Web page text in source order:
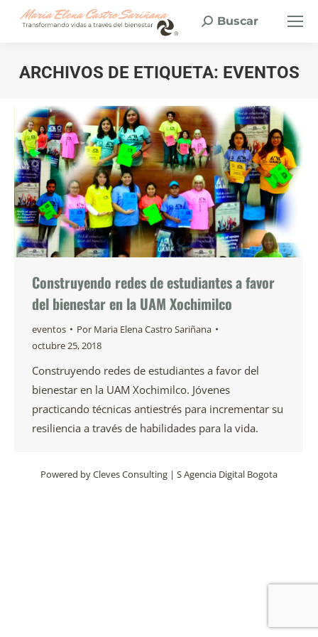
Buscar:
Buscar
ARCHIVOS DE ETIQUETA: EVENTOS
Construyendo redes de estudiantes a favor
del bienestar en la UAM Xochimilco
eventos Por Maria Elena Castro Sariñana
octubre 25, 2018
Construyendo redes de estudiantes a favor del
bienestar en la UAM Xochimilco. Jóvenes
practicando técnicas antiestrés para incrementar su
resiliencia a través de habilidades para la vida.
Powered byCleves Consulting | S Agencia Digital Bogota